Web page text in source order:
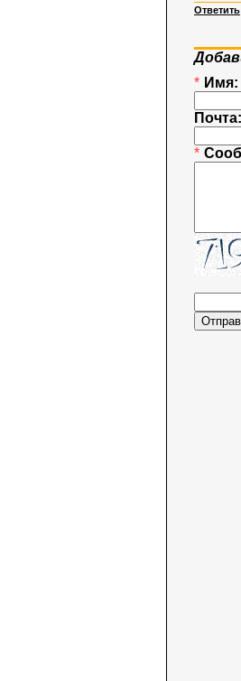
Ответить
* Имя:
Почта:
*